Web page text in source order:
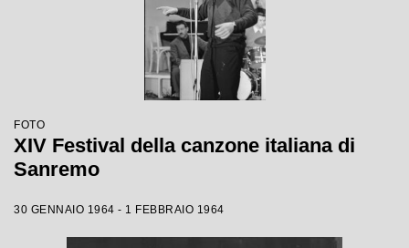
FOTO
XIV Festival della canzone italiana di
Sanremo
30 GENNAIO 1964 - 1 FEBBRAIO 1964